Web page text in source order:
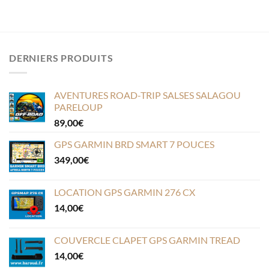
DERNIERS PRODUITS
AVENTURES ROAD-TRIP SALSES SALAGOU
PARELOUP
89,00€
GPS GARMIN BRD SMART 7 POUCES
349,00€
LOCATION GPS GARMIN 276 CX
14,00€
COUVERCLE CLAPET GPS GARMIN TREAD
14,00€